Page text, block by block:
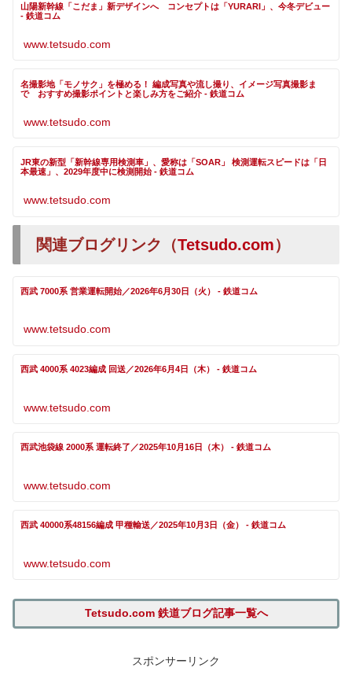
山陽新幹線「こだま」新デザインへ コンセプトは「YURARI」、今冬デビュー
- 鉄道コム
www.tetsudo.com
名撮影地「モノサク」を極める！ 編成写真や流し撮り、イメージ写真撮影ま
で おすすめ撮影ポイントと楽しみ方をご紹介 - 鉄道コム
www.tetsudo.com
JR東の新型「新幹線専用検測車」、愛称は「SOAR」 検測運転スピードは「日
本最速」、2029年度中に検測開始 - 鉄道コム
www.tetsudo.com
関連ブログリンク（Tetsudo.com）
西武 7000系 営業運転開始／2026年6月30日（火） - 鉄道コム
www.tetsudo.com
西武 4000系 4023編成 回送／2026年6月4日（木） - 鉄道コム
www.tetsudo.com
西武池袋線 2000系 運転終了／2025年10月16日（木） - 鉄道コム
www.tetsudo.com
西武 40000系48156編成 甲種輸送／2025年10月3日（金） - 鉄道コム
www.tetsudo.com
Tetsudo.com 鉄道ブログ記事一覧へ
スポンサーリンク